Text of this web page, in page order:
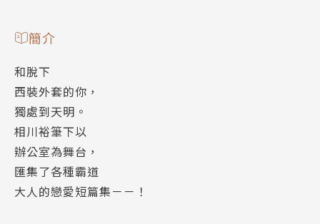
簡介
和脫下
西裝外套的你，
獨處到天明。
相川裕筆下以
辦公室為舞台，
匯集了各種霸道
大人的戀愛短篇集－－！